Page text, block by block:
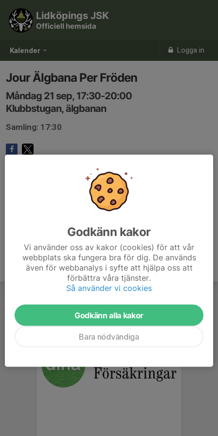
Kalender Logga in
Lidköpings JSK
Officiell hemsida
Jour Älgbana Per Fröden
Måndag 21 sep, 17:30-20:00
Klubbstugan, älgbanan
Samling: 17:30
Godkänn kakor
Vi använder oss av kakor (cookies) för att vår
webbplats ska fungera bra för dig. De används
även för webbanalys i syfte att hjälpa oss att
förbättra våra tjänster.
Så använder vi cookies
Godkänn alla kakor
Bara nödvändiga